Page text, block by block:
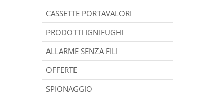
CASSETTE PORTAVALORI
PRODOTTI IGNIFUGHI
ALLARME SENZA FILI
OFFERTE
SPIONAGGIO